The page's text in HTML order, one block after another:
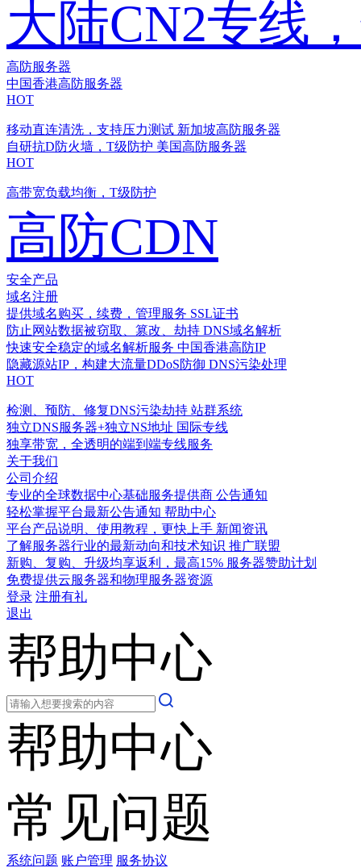
大陆CN2专线
高防服务器
中国香港高防服务器
HOT
移动直连清洗，支持压力测试 新加坡高防服务器
自研抗D防火墙，T级防护 美国高防服务器
HOT
高带宽负载均衡，T级防护
高防CDN
安全产品
域名注册
提供域名购买，续费，管理服务 SSL证书
防止网站数据被窃取、篡改、劫持 DNS域名解析
快速安全稳定的域名解析服务 中国香港高防IP
隐藏源站IP，构建大流量DDoS防御 DNS污染处理
HOT
检测、预防、修复DNS污染劫持 站群系统
独立DNS服务器+独立NS地址 国际专线
独享带宽，全透明的端到端专线服务
关于我们
公司介绍
专业的全球数据中心基础服务提供商 公告通知
轻松掌握平台最新公告通知 帮助中心
平台产品说明、使用教程，更快上手 新闻资讯
了解服务器行业的最新动向和技术知识 推广联盟
新购、复购、升级均享返利，最高15% 服务器赞助计划
免费提供云服务器和物理服务器资源
登录 注册有礼
退出
帮助中心
帮助中心
常见问题
系统问题 账户管理 服务协议